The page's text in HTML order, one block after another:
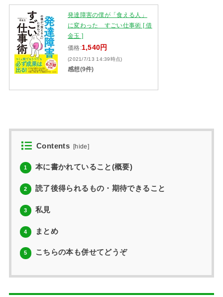
発達障害の僕が「食える人」
に変わった すごい仕事術 [ 借
金玉 ]
価格:1,540円
(2021/7/13 14:39時点)
感想(9件)
Contents [hide]
1 本に書かれていること(概要)
2 読了後得られるもの・期待できること
3 私見
4 まとめ
5 こちらの本も併せてどうぞ